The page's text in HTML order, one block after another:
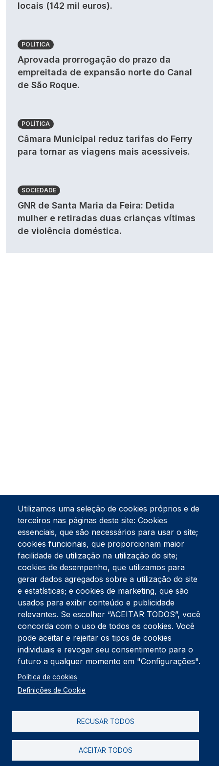
locais (142 mil euros).
POLÍTICA
Aprovada prorrogação do prazo da
empreitada de expansão norte do Canal
de São Roque.
POLÍTICA
Câmara Municipal reduz tarifas do Ferry
para tornar as viagens mais acessíveis.
SOCIEDADE
GNR de Santa Maria da Feira: Detida
mulher e retiradas duas crianças vítimas
de violência doméstica.
Tel:234 390 100Fax:234 390 100
Endereço Postal
Apartado 42
Rua Gil Eanes 31
3834-908 Gafanha da Nazaré
Estúdios
Rua Prior Guerra
Edifício do Centro Cultural da Gafanha da Nazaré
3830-556 Gafanha da Nazaré
Rodapé
Cookies
Política de Privacidade
Utilizamos uma seleção de cookies próprios e de
terceiros nas páginas deste site: Cookies
essenciais, que são necessários para usar o site;
cookies funcionais, que proporcionam maior
facilidade de utilização na utilização do site;
cookies de desempenho, que utilizamos para
gerar dados agregados sobre a utilização do site
e estatísticas; e cookies de marketing, que são
usados para exibir conteúdo e publicidade
relevantes. Se escolher “ACEITAR TODOS”, você
concorda com o uso de todos os cookies. Você
pode aceitar e rejeitar os tipos de cookies
individuais e revogar seu consentimento para o
futuro a qualquer momento em "Configurações".
Política de cookies
Definições de Cookie
RECUSAR TODOS
ACEITAR TODOS